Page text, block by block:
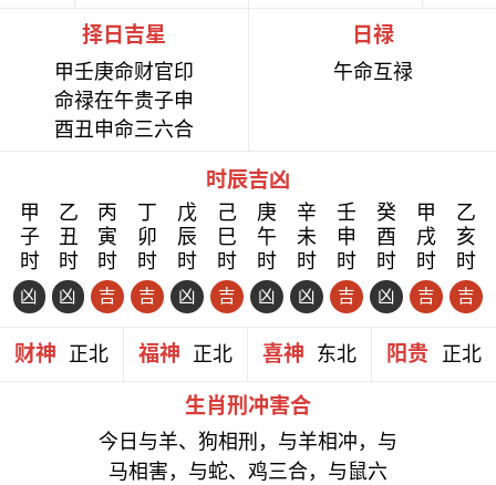
择日吉星
甲壬庚命财官印
命禄在午贵子申
酉丑申命三六合
日禄
午命互禄
时辰吉凶
甲
子
时
凶
乙
丑
时
凶
丙
寅
时
吉
丁
卯
时
吉
戊
辰
时
凶
己
巳
时
吉
庚
午
时
凶
辛
未
时
凶
壬
申
时
吉
癸
酉
时
凶
甲
戌
时
吉
乙
亥
时
吉
财神 正北 福神 正北 喜神 东北 阳贵 正北
生肖刑冲害合
今日与羊、狗相刑，与羊相冲，与
马相害，与蛇、鸡三合，与鼠六